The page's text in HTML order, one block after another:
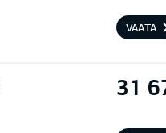
VAATA
31